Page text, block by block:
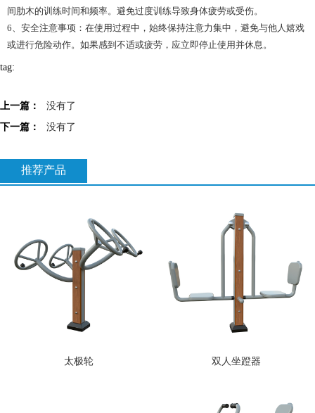
间肋木的训练时间和频率。避免过度训练导致身体疲劳或受伤。
6、安全注意事项：在使用过程中，始终保持注意力集中，避免与他人嬉戏
或进行危险动作。如果感到不适或疲劳，应立即停止使用并休息。
tag:
上一篇：
没有了
下一篇：
没有了
推荐产品
太极轮 双人坐蹬器